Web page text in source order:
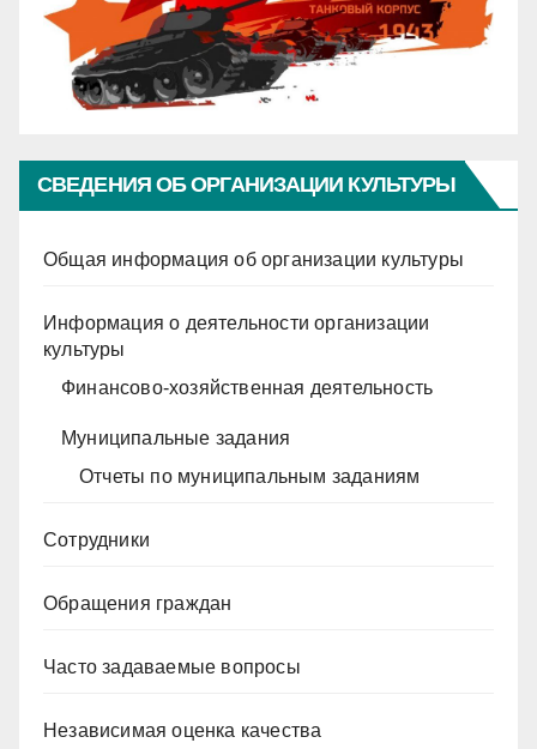
СВЕДЕНИЯ ОБ ОРГАНИЗАЦИИ КУЛЬТУРЫ
Общая информация об организации культуры
Информация о деятельности организации
культуры
Финансово-хозяйственная деятельность
Муниципальные задания
Отчеты по муниципальным заданиям
Сотрудники
Обращения граждан
Часто задаваемые вопросы
Независимая оценка качества